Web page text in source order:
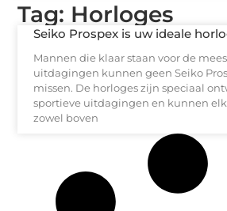
Tag: Horloges
Seiko Prospex is uw ideale
Mannen die klaar staan voor de
uitdagingen kunnen geen Seiko
missen. De horloges zijn speciaal
sportieve uitdagingen en kunnen
zowel boven